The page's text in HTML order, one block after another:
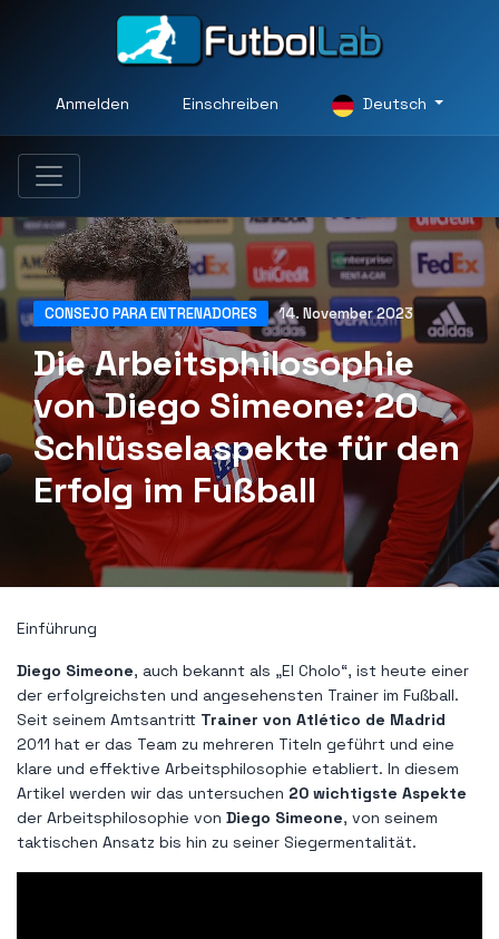
Anmelden Einschreiben Deutsch
CONSEJO PARA ENTRENADORES 14. November 2023
Die Arbeitsphilosophie
von Diego Simeone: 20
Schlüsselaspekte für den
Erfolg im Fußball
Einführung
Diego Simeone, auch bekannt als „El Cholo“, ist heute einer
der erfolgreichsten und angesehensten Trainer im Fußball.
Seit seinem Amtsantritt Trainer von Atlético de Madrid
2011 hat er das Team zu mehreren Titeln geführt und eine
klare und effektive Arbeitsphilosophie etabliert. In diesem
Artikel werden wir das untersuchen 20 wichtigste Aspekte
der Arbeitsphilosophie von Diego Simeone, von seinem
taktischen Ansatz bis hin zu seiner Siegermentalität.